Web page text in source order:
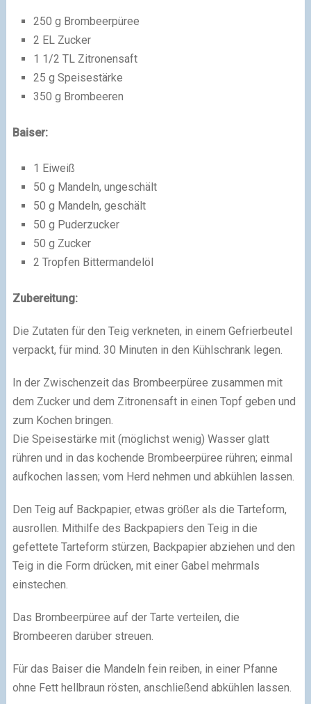
250 g Brombeerpüree
2 EL Zucker
1 1/2 TL Zitronensaft
25 g Speisestärke
350 g Brombeeren
Baiser:
1 Eiweiß
50 g Mandeln, ungeschält
50 g Mandeln, geschält
50 g Puderzucker
50 g Zucker
2 Tropfen Bittermandelöl
Zubereitung:
Die Zutaten für den Teig verkneten, in einem Gefrierbeutel
verpackt, für mind. 30 Minuten in den Kühlschrank legen.
In der Zwischenzeit das Brombeerpüree zusammen mit
dem Zucker und dem Zitronensaft in einen Topf geben und
zum Kochen bringen.
Die Speisestärke mit (möglichst wenig) Wasser glatt
rühren und in das kochende Brombeerpüree rühren; einmal
aufkochen lassen; vom Herd nehmen und abkühlen lassen.
Den Teig auf Backpapier, etwas größer als die Tarteform,
ausrollen. Mithilfe des Backpapiers den Teig in die
gefettete Tarteform stürzen, Backpapier abziehen und den
Teig in die Form drücken, mit einer Gabel mehrmals
einstechen.
Das Brombeerpüree auf der Tarte verteilen, die
Brombeeren darüber streuen.
Für das Baiser die Mandeln fein reiben, in einer Pfanne
ohne Fett hellbraun rösten, anschließend abkühlen lassen.